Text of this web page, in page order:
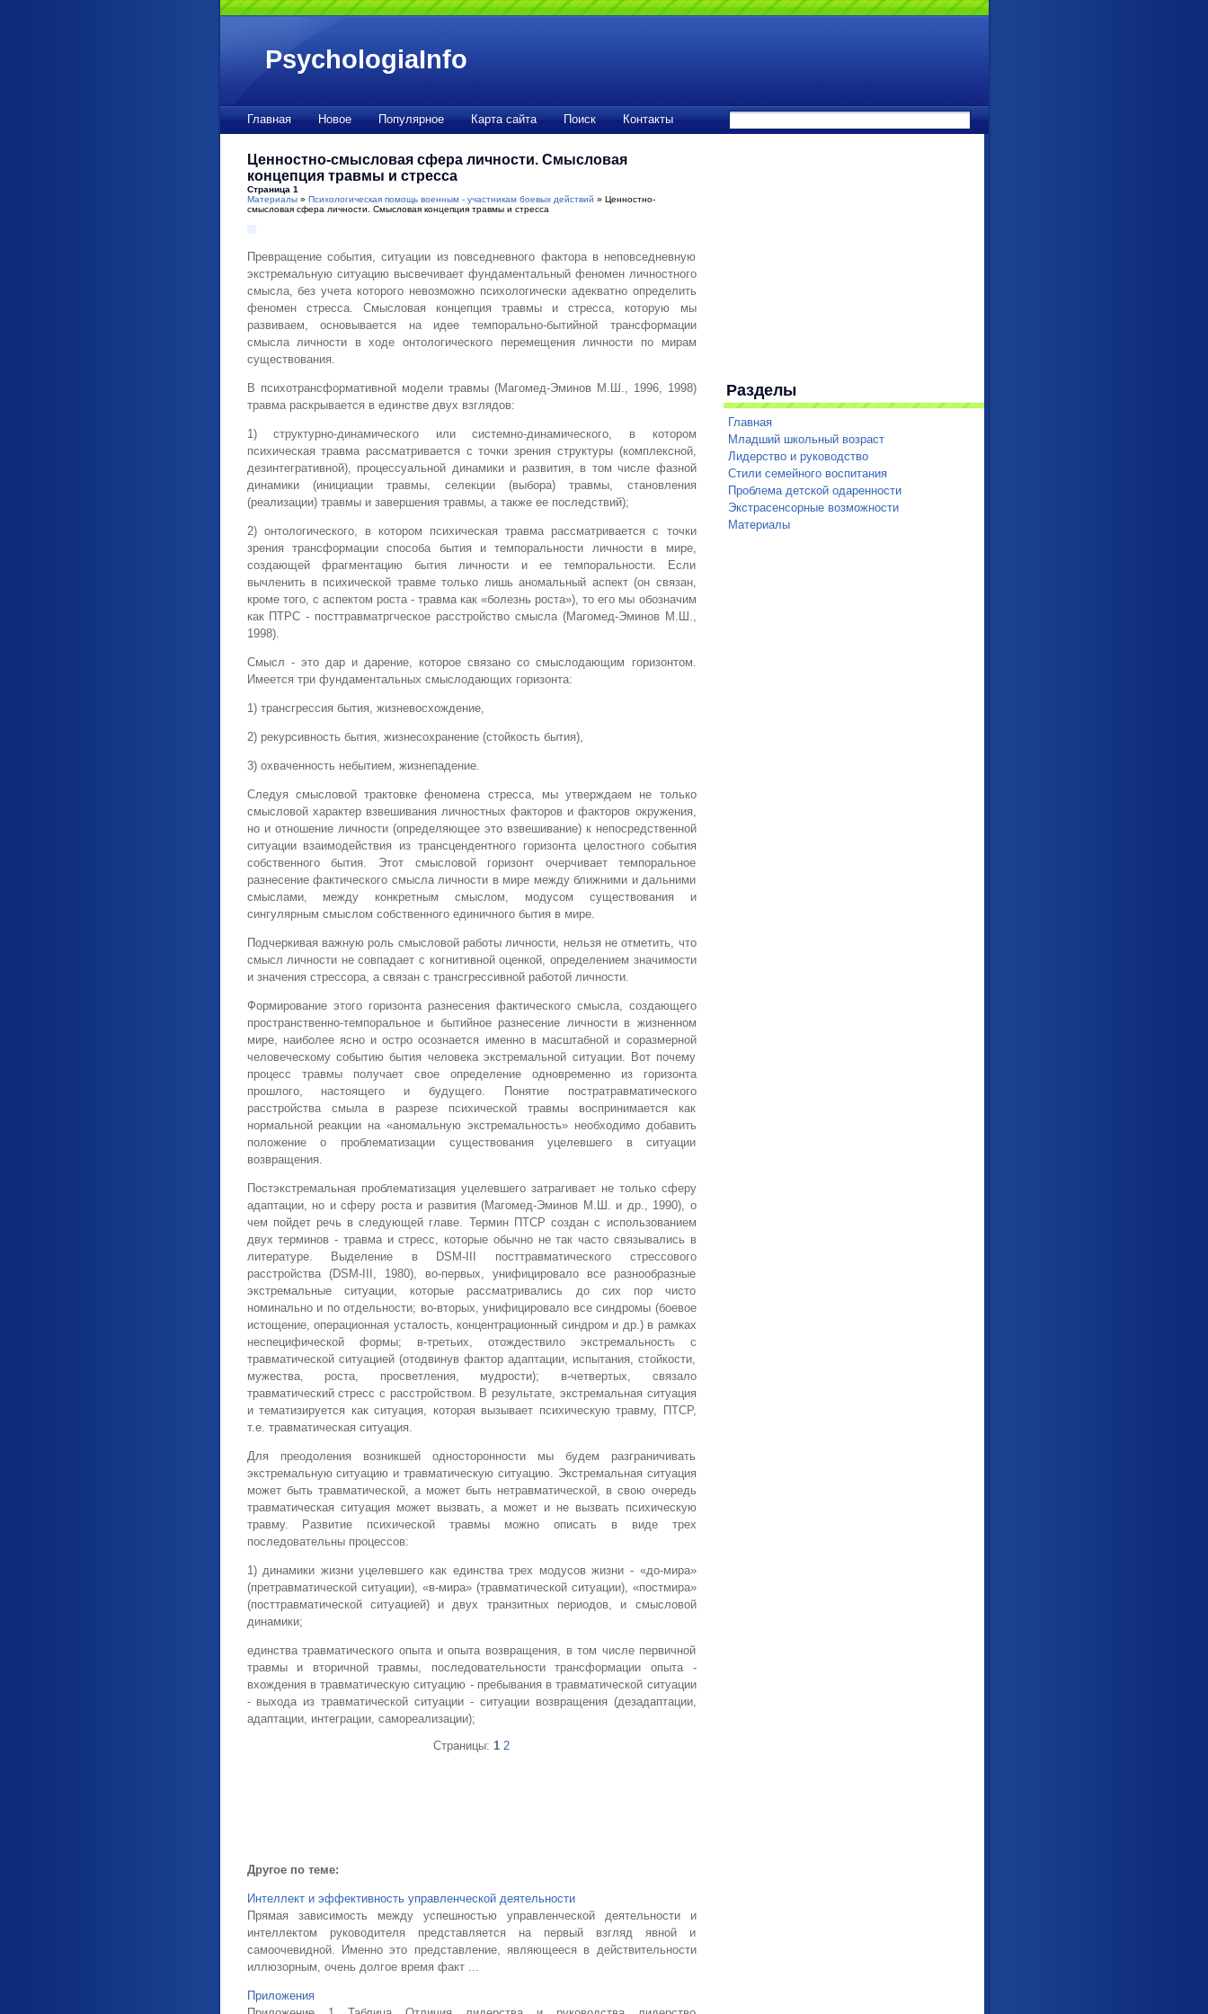
PsychologiaInfo
Главная Новое Популярное Карта сайта Поиск Контакты
Ценностно-смысловая сфера личности. Смысловая
концепция травмы и стресса
Страница 1
Материалы» Психологическая помощь военным - участникам боевых действий » Ценностно-
смысловая сфера личности. Смысловая концепция травмы и стресса
Превращение события, ситуации из повседневного фактора в неповседневную
экстремальную ситуацию высвечивает фундаментальный феномен личностного
смысла, без учета которого невозможно психологически адекватно определить
феномен стресса. Смысловая концепция травмы и стресса, которую мы
развиваем, основывается на идее темпорально-бытийной трансформации
смысла личности в ходе онтологического перемещения личности по мирам
существования.
В психотрансформативной модели травмы (Магомед-Эминов М.Ш., 1996, 1998)
травма раскрывается в единстве двух взглядов:
1) структурно-динамического или системно-динамического, в котором
психическая травма рассматривается с точки зрения структуры (комплексной,
дезинтегративной), процессуальной динамики и развития, в том числе фазной
динамики (инициации травмы, селекции (выбора) травмы, становления
(реализации) травмы и завершения травмы, а также ее последствий);
2) онтологического, в котором психическая травма рассматривается с точки
зрения трансформации способа бытия и темпоральности личности в мире,
создающей фрагментацию бытия личности и ее темпоральности. Если
вычленить в психической травме только лишь аномальный аспект (он связан,
кроме того, с аспектом роста - травма как «болезнь роста»), то его мы обозначим
как ПТРС - посттравматргческое расстройство смысла (Магомед-Эминов М.Ш.,
1998).
Смысл - это дар и дарение, которое связано со смыслодающим горизонтом.
Имеется три фундаментальных смыслодающих горизонта:
1) трансгрессия бытия, жизневосхождение,
2) рекурсивность бытия, жизнесохранение (стойкость бытия),
3) охваченность небытием, жизнепадение.
Следуя смысловой трактовке феномена стресса, мы утверждаем не только
смысловой характер взвешивания личностных факторов и факторов окружения,
но и отношение личности (определяющее это взвешивание) к непосредственной
ситуации взаимодействия из трансцендентного горизонта целостного события
собственного бытия. Этот смысловой горизонт очерчивает темпоральное
разнесение фактического смысла личности в мире между ближними и дальними
смыслами, между конкретным смыслом, модусом существования и
сингулярным смыслом собственного единичного бытия в мире.
Подчеркивая важную роль смысловой работы личности, нельзя не отметить, что
смысл личности не совпадает с когнитивной оценкой, определением значимости
и значения стрессора, а связан с трансгрессивной работой личности.
Формирование этого горизонта разнесения фактического смысла, создающего
пространственно-темпоральное и бытийное разнесение личности в жизненном
мире, наиболее ясно и остро осознается именно в масштабной и соразмерной
человеческому событию бытия человека экстремальной ситуации. Вот почему
процесс травмы получает свое определение одновременно из горизонта
прошлого, настоящего и будущего. Понятие постратравматического
расстройства смыла в разрезе психической травмы воспринимается как
нормальной реакции на «аномальную экстремальность» необходимо добавить
положение о проблематизации существования уцелевшего в ситуации
возвращения.
Постэкстремальная проблематизация уцелевшего затрагивает не только сферу
адаптации, но и сферу роста и развития (Магомед-Эминов М.Ш. и др., 1990), о
чем пойдет речь в следующей главе. Термин ПТСР создан с использованием
двух терминов - травма и стресс, которые обычно не так часто связывались в
литературе. Выделение в DSM-III посттравматического стрессового
расстройства (DSM-III, 1980), во-первых, унифицировало все разнообразные
экстремальные ситуации, которые рассматривались до сих пор чисто
номинально и по отдельности; во-вторых, унифицировало все синдромы (боевое
истощение, операционная усталость, концентрационный синдром и др.) в рамках
неспецифической формы; в-третьих, отождествило экстремальность с
травматической ситуацией (отодвинув фактор адаптации, испытания, стойкости,
мужества, роста, просветления, мудрости); в-четвертых, связало
травматический стресс с расстройством. В результате, экстремальная ситуация
и тематизируется как ситуация, которая вызывает психическую травму, ПТСР,
т.е. травматическая ситуация.
Для преодоления возникшей односторонности мы будем разграничивать
экстремальную ситуацию и травматическую ситуацию. Экстремальная ситуация
может быть травматической, а может быть нетравматической, в свою очередь
травматическая ситуация может вызвать, а может и не вызвать психическую
травму. Развитие психической травмы можно описать в виде трех
последовательны процессов:
1) динамики жизни уцелевшего как единства трех модусов жизни - «до-мира»
(претравматической ситуации), «в-мира» (травматической ситуации), «постмира»
(посттравматической ситуацией) и двух транзитных периодов, и смысловой
динамики;
единства травматического опыта и опыта возвращения, в том числе первичной
травмы и вторичной травмы, последовательности трансформации опыта -
вхождения в травматическую ситуацию - пребывания в травматической ситуации
- выхода из травматической ситуации - ситуации возвращения (дезадаптации,
адаптации, интеграции, самореализации);
Страницы: 1 2
Другое по теме:
Интеллект и эффективность управленческой деятельности
Прямая зависимость между успешностью управленческой деятельности и
интеллектом руководителя представляется на первый взгляд явной и
самоочевидной. Именно это представление, являющееся в действительности
иллюзорным, очень долгое время факт ...
Приложения
Разделы
Главная
Младший школьный возраст
Лидерство и руководство
Стили семейного воспитания
Проблема детской одаренности
Экстрасенсорные возможности
Материалы